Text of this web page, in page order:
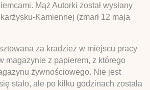
Mąż Autorki został wysłany
Kamiennej (zmarł 12 maja
za kradzież w miejscu pracy
magazynie z papierem, z którego
żywnościowego. Nie jest
stało, ale po kilku godzinach została